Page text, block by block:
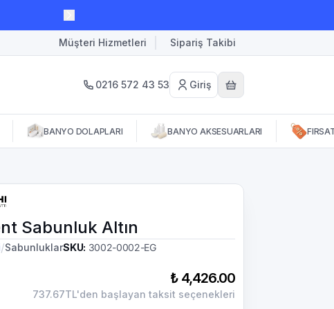
Müşteri Hizmetleri Sipariş Takibi
0216 572 43 53 Giriş
BANYO DOLAPLARI BANYO AKSESUARLARI
Sabunluk Altın
/SabunluklarSKU: 3002-0002-EG
₺ 4,426.00
737.67TL'den başlayan taksit seçenekleri